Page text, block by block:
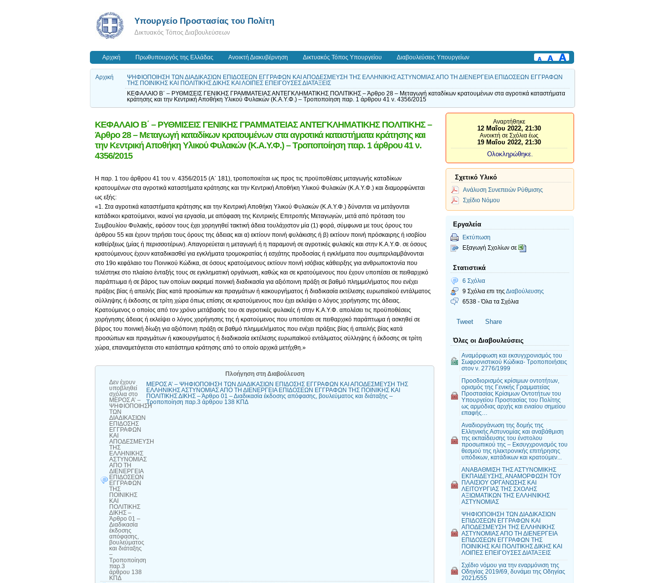
Υπουργείο Προστασίας του Πολίτη
Δικτυακός Τόπος Διαβουλεύσεων
Αρχική Πρωθυπουργός της Ελλάδας Ανοικτή Διακυβέρνηση Δικτυακός Τόπος Υπουργείου Διαβουλεύσεις Υπουργείων
Αρχική
ΨΗΦΙΟΠΟΙΗΣΗ ΤΩΝ ΔΙΑΔΙΚΑΣΙΩΝ ΕΠΙΔΟΣΕΩΝ ΕΓΓΡΑΦΩΝ ΚΑΙ ΑΠΟΔΕΣΜΕΥΣΗ ΤΗΣ ΕΛΛΗΝΙΚΗΣ ΑΣΤΥΝΟΜΙΑΣ ΑΠΟ ΤΗ ΔΙΕΝΕΡΓΕΙΑ ΕΠΙΔΟΣΕΩΝ ΕΓΓΡΑΦΩΝ
ΤΗΣ ΠΟΙΝΙΚΗΣ ΚΑΙ ΠΟΛΙΤΙΚΗΣ ΔΙΚΗΣ ΚΑΙ ΛΟΙΠΕΣ ΕΠΕΙΓΟΥΣΕΣ ΔΙΑΤΑΞΕΙΣ
ΚΕΦΑΛΑΙΟ Β΄ – ΡΥΘΜΙΣΕΙΣ ΓΕΝΙΚΗΣ ΓΡΑΜΜΑΤΕΙΑΣ ΑΝΤΕΓΚΛΗΜΑΤΙΚΗΣ ΠΟΛΙΤΙΚΗΣ – Άρθρο 28 – Μεταγωγή καταδίκων κρατουμένων στα αγροτικά καταστήματα
κράτησης και την Κεντρική Αποθήκη Υλικού Φυλακών (Κ.Α.Υ.Φ.) – Τροποποίηση παρ. 1 άρθρου 41 ν. 4356/2015
ΚΕΦΑΛΑΙΟ Β΄ – ΡΥΘΜΙΣΕΙΣ ΓΕΝΙΚΗΣ ΓΡΑΜΜΑΤΕΙΑΣ ΑΝΤΕΓΚΛΗΜΑΤΙΚΗΣ ΠΟΛΙΤΙΚΗΣ –
Άρθρο 28 – Μεταγωγή καταδίκων κρατουμένων στα αγροτικά καταστήματα κράτησης και
την Κεντρική Αποθήκη Υλικού Φυλακών (Κ.Α.Υ.Φ.) – Τροποποίηση παρ. 1 άρθρου 41 ν.
4356/2015
Η παρ. 1 του άρθρου 41 του ν. 4356/2015 (Α΄ 181), τροποποιείται ως προς τις προϋποθέσεις μεταγωγής καταδίκων
κρατουμένων στα αγροτικά καταστήματα κράτησης και την Κεντρική Αποθήκη Υλικού Φυλακών (Κ.Α.Υ.Φ.) και διαμορφώνεται
ως εξής:
«1. Στα αγροτικά καταστήματα κράτησης και την Κεντρική Αποθήκη Υλικού Φυλακών (Κ.Α.Υ.Φ.) δύνανται να μετάγονται
κατάδικοι κρατούμενοι, ικανοί για εργασία, με απόφαση της Κεντρικής Επιτροπής Μεταγωγών, μετά από πρόταση του
Συμβουλίου Φυλακής, εφόσον τους έχει χορηγηθεί τακτική άδεια τουλάχιστον μία (1) φορά, σύμφωνα με τους όρους του
άρθρου 55 και έχουν τηρήσει τους όρους της άδειας και α) εκτίουν ποινή φυλάκισης ή β) εκτίουν ποινή πρόσκαιρης ή ισοβίου
καθείρξεως (μίας ή περισσοτέρων). Απαγορεύεται η μεταγωγή ή η παραμονή σε αγροτικές φυλακές και στην Κ.Α.Υ.Φ. σε όσους
κρατούμενους έχουν καταδικασθεί για εγκλήματα τρομοκρατίας ή εσχάτης προδοσίας ή εγκλήματα που συμπεριλαμβάνονται
στο 19ο κεφάλαιο του Ποινικού Κώδικα, σε όσους κρατούμενους εκτίουν ποινή ισόβιας κάθειρξης για ανθρωποκτονία που
τελέστηκε στο πλαίσιο ένταξής τους σε εγκληματική οργάνωση, καθώς και σε κρατούμενους που έχουν υποπέσει σε πειθαρχικό
παράπτωμα ή σε βάρος των οποίων εκκρεμεί ποινική διαδικασία για αξιόποινη πράξη σε βαθμό πλημμελήματος που ενέχει
πράξεις βίας ή απειλής βίας κατά προσώπων και πραγμάτων ή κακουργήματος ή διαδικασία εκτέλεσης ευρωπαϊκού εντάλματος
σύλληψης ή έκδοσης σε τρίτη χώρα όπως επίσης σε κρατούμενους που έχει εκλείψει ο λόγος χορήγησης της άδειας.
Κρατούμενος ο οποίος από τον χρόνο μετάβασής του σε αγροτικές φυλακές ή στην Κ.Α.Υ.Φ. απολέσει τις προϋποθέσεις
χορήγησης άδειας ή εκλείψει ο λόγος χορήγησης της ή κρατούμενος που υποπέσει σε πειθαρχικό παράπτωμα ή ασκηθεί σε
βάρος του ποινική δίωξη για αξιόποινη πράξη σε βαθμό πλημμελήματος που ενέχει πράξεις βίας ή απειλής βίας κατά
προσώπων και πραγμάτων ή κακουργήματος ή διαδικασία εκτέλεσης ευρωπαϊκού εντάλματος σύλληψης ή έκδοσης σε τρίτη
χώρα, επαναμετάγεται στο κατάστημα κράτησης από το οποίο αρχικά μετήχθη.»
Πλοήγηση στη Διαβούλευση
Δεν έχουν
υποβληθεί
σχόλια στο
ΜΕΡΟΣ Α’ –
ΨΗΦΙΟΠΟΙΗΣΗ
ΤΩΝ
ΔΙΑΔΙΚΑΣΙΩΝ
ΕΠΙΔΟΣΗΣ
ΕΓΓΡΑΦΩΝ
ΚΑΙ
ΑΠΟΔΕΣΜΕΥΣΗ
ΤΗΣ
ΕΛΛΗΝΙΚΗΣ
ΑΣΤΥΝΟΜΙΑΣ
ΑΠΟ ΤΗ
ΔΙΕΝΕΡΓΕΙΑ
ΕΠΙΔΟΣΕΩΝ
ΕΓΓΡΑΦΩΝ
ΤΗΣ
ΠΟΙΝΙΚΗΣ
ΚΑΙ
ΠΟΛΙΤΙΚΗΣ
ΔΙΚΗΣ –
Άρθρο 01 –
Διαδικασία
έκδοσης
απόφασης,
βουλεύματος
και διάταξης
–
Τροποποίηση
παρ.3
άρθρου 138
ΚΠΔ
ΜΕΡΟΣ Α’ – ΨΗΦΙΟΠΟΙΗΣΗ ΤΩΝ ΔΙΑΔΙΚΑΣΙΩΝ ΕΠΙΔΟΣΗΣ ΕΓΓΡΑΦΩΝ ΚΑΙ ΑΠΟΔΕΣΜΕΥΣΗ ΤΗΣ
ΕΛΛΗΝΙΚΗΣ ΑΣΤΥΝΟΜΙΑΣ ΑΠΟ ΤΗ ΔΙΕΝΕΡΓΕΙΑ ΕΠΙΔΟΣΕΩΝ ΕΓΓΡΑΦΩΝ ΤΗΣ ΠΟΙΝΙΚΗΣ ΚΑΙ
ΠΟΛΙΤΙΚΗΣ ΔΙΚΗΣ – Άρθρο 01 – Διαδικασία έκδοσης απόφασης, βουλεύματος και διάταξης –
Τροποποίηση παρ.3 άρθρου 138 ΚΠΔ
Αναρτήθηκε
12 Μαΐου 2022, 21:30
Ανοικτή σε Σχόλια έως
19 Μαΐου 2022, 21:30
Ολοκληρώθηκε.
Σχετικό Υλικό
Ανάλυση Συνεπειών Ρύθμισης
Σχέδιο Νόμου
Εργαλεία
Εκτύπωση
Εξαγωγή Σχολίων σε
Στατιστικά
6 Σχόλια
9 Σχόλια επι της Διαβούλευσης
6538 - Όλα τα Σχόλια
Tweet Share
Όλες οι Διαβουλεύσεις
Αναμόρφωση και εκσυγχρονισμός του
Σωφρονιστικού Κώδικα- Tροποποιήσεις
στον ν. 2776/1999
Προσδιορισμός κρίσιμων οντοτήτων,
ορισμός της Γενικής Γραμματείας
Προστασίας Κρίσιμων Οντοτήτων του
Υπουργείου Προστασίας του Πολίτης
ως αρμόδιας αρχής και ενιαίου σημείου
επαφής…
Αναδιοργάνωση της δομής της
Ελληνικής Αστυνομίας και αναβάθμιση
της εκπαίδευσης του ένστολου
προσωπικού της – Εκσυγχρονισμός του
θεσμού της ηλεκτρονικής επιτήρησης
υπόδικων, κατάδικων και κρατούμεν...
ΑΝΑΒΑΘΜΙΣΗ ΤΗΣ ΑΣΤΥΝΟΜΙΚΗΣ
ΕΚΠΑΙΔΕΥΣΗΣ, ΑΝΑΜΟΡΦΩΣΗ ΤΟΥ
ΠΛΑΙΣΙΟΥ ΟΡΓΑΝΩΣΗΣ ΚΑΙ
ΛΕΙΤΟΥΡΓΙΑΣ ΤΗΣ ΣΧΟΛΗΣ
ΑΞΙΩΜΑΤΙΚΩΝ ΤΗΣ ΕΛΛΗΝΙΚΗΣ
ΑΣΤΥΝΟΜΙΑΣ
ΨΗΦΙΟΠΟΙΗΣΗ ΤΩΝ ΔΙΑΔΙΚΑΣΙΩΝ
ΕΠΙΔΟΣΕΩΝ ΕΓΓΡΑΦΩΝ ΚΑΙ
ΑΠΟΔΕΣΜΕΥΣΗ ΤΗΣ ΕΛΛΗΝΙΚΗΣ
ΑΣΤΥΝΟΜΙΑΣ ΑΠΟ ΤΗ ΔΙΕΝΕΡΓΕΙΑ
ΕΠΙΔΟΣΕΩΝ ΕΓΓΡΑΦΩΝ ΤΗΣ
ΠΟΙΝΙΚΗΣ ΚΑΙ ΠΟΛΙΤΙΚΗΣ ΔΙΚΗΣ ΚΑΙ
ΛΟΙΠΕΣ ΕΠΕΙΓΟΥΣΕΣ ΔΙΑΤΑΞΕΙΣ
Σχέδιο νόμου για την εναρμόνιση της
Οδηγίας 2019/69, δυνάμει της Οδηγίας
2021/555